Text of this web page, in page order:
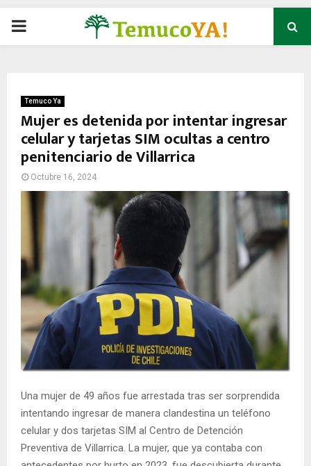
P
M
A
Y
M
E
N
U
Temuco Ya
Mujer es detenida por intentar ingresar
celular y tarjetas SIM ocultas a centro
penitenciario de Villarrica
Octubre 16, 2024
Una mujer de 49 años fue arrestada tras ser sorprendida
intentando ingresar de manera clandestina un teléfono
celular y dos tarjetas SIM al Centro de Detención
Preventiva de Villarrica. La mujer, que ya contaba con